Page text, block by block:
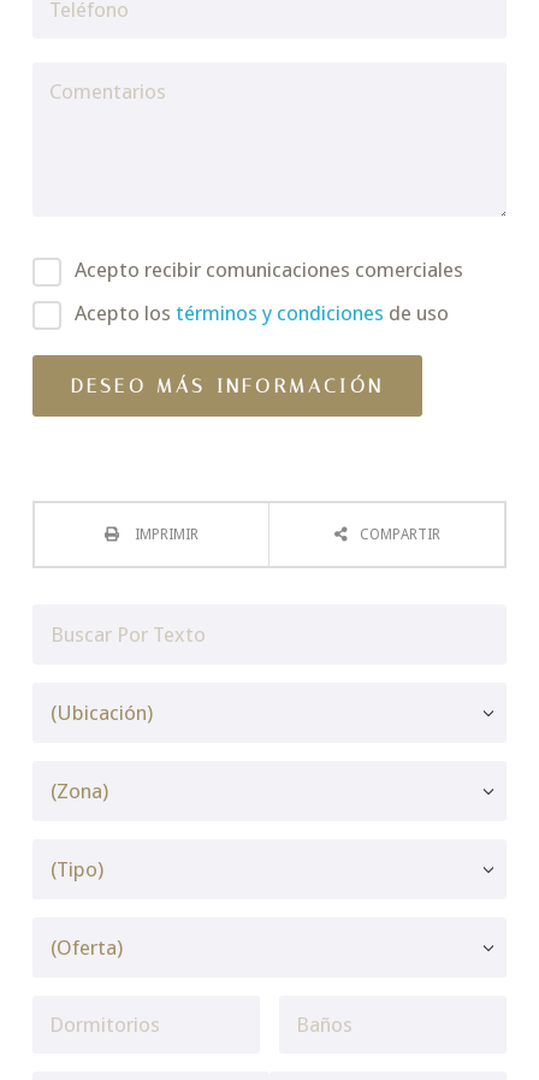
Acepto recibir comunicaciones comerciales
Acepto los términos y condiciones de uso
IMPRIMIR COMPARTIR